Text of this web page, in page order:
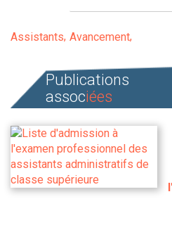
Assistants Avancement
Publications
associées